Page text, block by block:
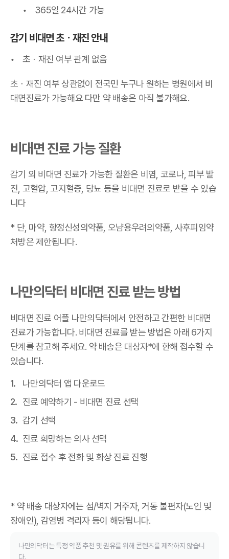
365일 24시간 가능
감기 비대면 초ㆍ 재진 안내
초 ㆍ재진 여부 관계 없음
초 ㆍ재진 여부 상관없이 전국민 누구나 원하는 병원에서 비
대면진료가 가능해요다만 약 배송은 아직 불가해요.
비대면 진료 가능 질환
감기 외 비대면 진료가 가능한 질환은 비염, 코로나, 피부 발
진, 고혈압, 고지혈증, 당뇨 등을 비대면 진료로 받을 수 있습
니다
* 단, 마약, 향정신성의약품, 오냠용우려의약품, 사후피임약
처방은 제한됩니다.
나만의닥터 비대면 진료 받는 방법
비대면 진료 어플 나만의닥터에서 안전하고 간편한 비대면
진료가 가능합니다. 비대면 진료를 받는 방법은 아래 6가지
단계를 참고해 주세요. 약 배송은 대상자*에 한해 접수할 수
있습니다.
나만의닥터 앱 다운로드
진료 예약하기 - 비대면 진료 선택
감기 선택
진료 희망하는 의사 선택
진료 접수 후 전화 및 화상 진료 진행
* 약 배송 대상자에는 섬/벽지 거주자, 거동 불편자(노인 및
장애인), 감염병 격리자 등이 해당됩니다.
나만의닥터는 특정 약품 추천 및 권유를 위해 콘텐츠를 제작하지 않습니
다.